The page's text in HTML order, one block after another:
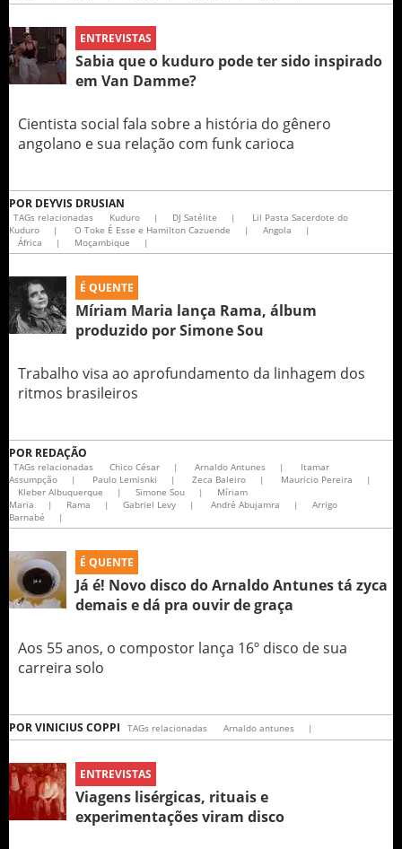
ENTREVISTAS
Sabia que o kuduro pode ter sido inspirado
em Van Damme?
Cientista social fala sobre a história do gênero
angolano e sua relação com funk carioca
POR DEYVIS DRUSIAN
TAGs relacionadas Kuduro | DJ Satélite |
Lil Pasta Sacerdote do
Kuduro
| O Toke É Esse e Hamilton Cazuende | Angola
|
África
| Moçambique |
É QUENTE
Míriam Maria lança Rama, álbum
produzido por Simone Sou
Trabalho visa ao aprofundamento da linhagem dos
ritmos brasileiros
POR REDAÇÃO
TAGs relacionadas Chico César | Arnaldo Antunes |
Itamar
Assumpção
| Paulo Lemisnki | Zeca Baleiro | Mauricio Pereira
|
Kleber Albuquerque
| Simone Sou |
Míriam
Maria
| Rama | Gabriel Levy | André Abujamra |
Arrigo
Barnabé
|
É QUENTE
Já é! Novo disco do Arnaldo Antunes tá zyca
demais e dá pra ouvir de graça
Aos 55 anos, o compostor lança 16º disco de sua
carreira solo
PORVINICIUS COPPI TAGs relacionadas Arnaldo antunes |
ENTREVISTAS
Viagens lisérgicas, rituais e
experimentações viram disco